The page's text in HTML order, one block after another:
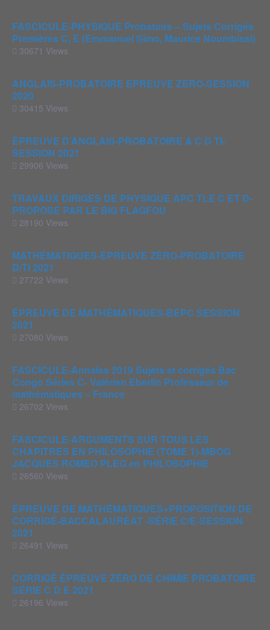
FASCICULE-PHYSIQUE Probatoire – Sujets Corrigés
Premières C, E (Emmanuel Simo, Maurice Noumbissi)
30671 Views
ANGLAIS-PROBATOIRE EPREUVE ZERO-SESSION
2020
30415 Views
ÉPREUVE D’ANGLAIS-PROBATOIRE A C D TI-
SESSION 2021
29906 Views
TRAVAUX DIRIGES DE PHYSIQUE APC TLE C ET D-
PROPOSE PAR LE BIG FLAGFOU
28190 Views
MATHÉMATIQUES-ÉPREUVE ZÉRO-PROBATOIRE
D/TI 2021
27722 Views
ÉPREUVE DE MATHÉMATIQUES-BEPC SESSION
2021
27080 Views
FASCICULE-Annales 2019 Sujets et corrigés Bac
Congo Séries C- Valérien Eberlin Professeur de
mathématiques – France
26702 Views
FASCICULE-ARGUMENTS SUR TOUS LES
CHAPITRES EN PHILOSOPHIE (TOME 1)-MBOG
JACQUES ROMEO PLEG en PHILOSOPHIE
26560 Views
ÉPREUVE DE MATHÉMATIQUES+PROPOSITION DE
CORRIGÉ-BACCALAURÉAT -SÉRIE C/E-SESSION
2021
26491 Views
CORRIGÉ ÉPREUVE ZÉRO DE CHIMIE PROBATOIRE
SÉRIE C D E 2021
26196 Views